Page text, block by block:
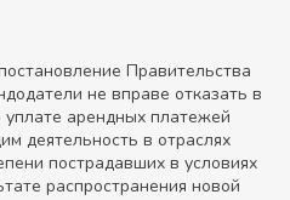
Правительства
не вправе отказать в
уплате арендных платежей
деятельность в отраслях
пострадавших в условиях
распространения новой